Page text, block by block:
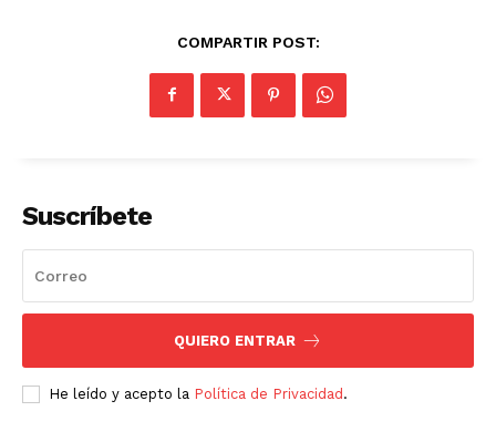
Diario los Andes
Nosotros
Contacto
COMPARTIR POST:
Suscríbete
QUIERO ENTRAR
He leído y acepto la Política de Privacidad.